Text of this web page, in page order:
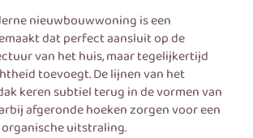
nieuwbouwwoning is een
dat perfect aansluit op de
van het huis, maar tegelijkertijd
toevoegt. De lijnen van het
keren subtiel terug in de vormen van
afgeronde hoeken zorgen voor een
uitstraling.